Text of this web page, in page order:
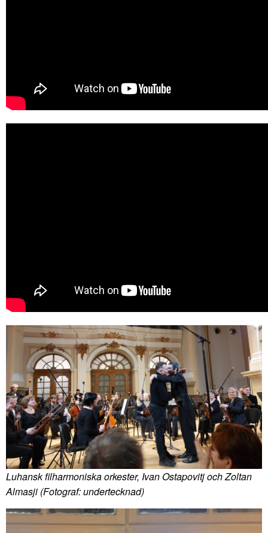
Luhansk filharmoniska orkester, Ivan Ostapovitj och Zoltan
Almasji (Fotograf: undertecknad)